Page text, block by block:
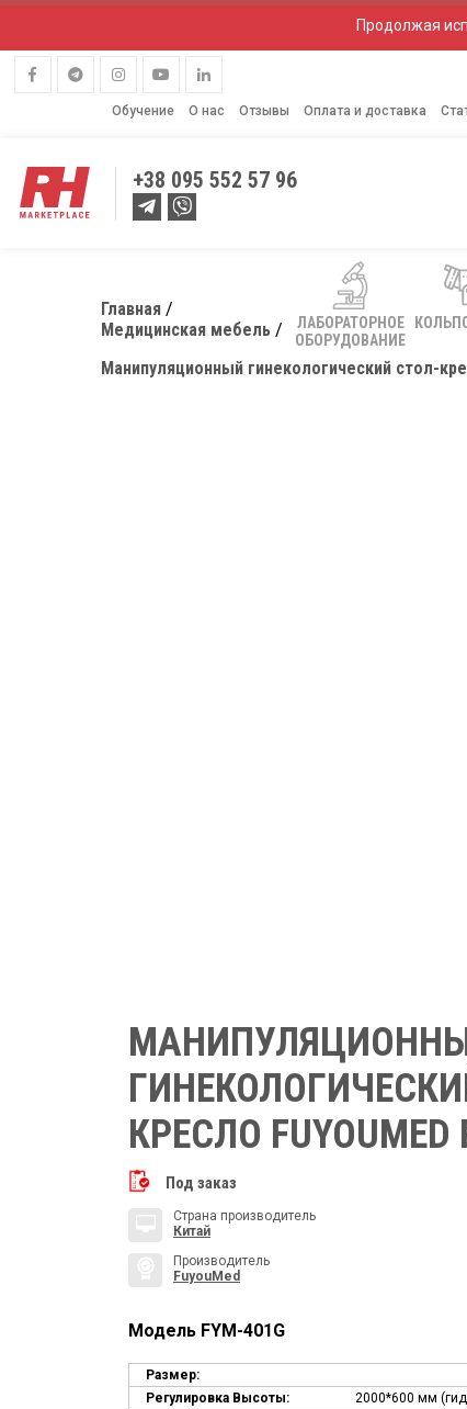
Продолжая
Обучение О нас Отзывы Оплата и доставка
+38 095 552 57 96
ЛАБОРАТОРНОЕ
ОБОРУДОВАНИЕ
Главная
Медицинская мебель
Манипуляционный гинекологический стол-
КРЕСЛО FUYOUMED
Под заказ
Страна производитель
Китай
Производитель
FuyouMed
Модель FYM-401G
Размер:
Регулировка Высоты:
2000*600 мм